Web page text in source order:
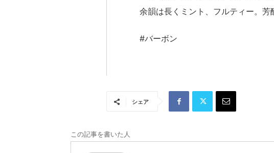
余韻は長くミント、フルティー。
#バーボン
シェア
この記事を書いた人